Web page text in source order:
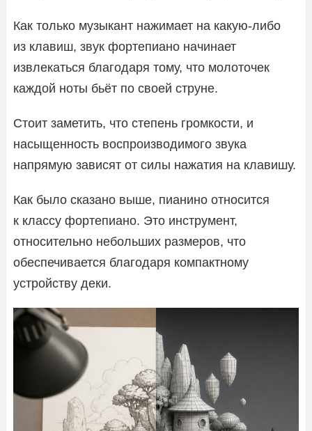
Как только музыкант нажимает на какую-либо
из клавиш, звук фортепиано начинает
извлекаться благодаря тому, что молоточек
каждой ноты бьёт по своей струне.
Стоит заметить, что степень громкости, и
насыщенность воспроизводимого звука
напрямую зависят от силы нажатия на клавишу.
Как было сказано выше, пианино относится
к классу фортепиано. Это инструмент,
относительно небольших размеров, что
обеспечивается благодаря компактному
устройству деки.